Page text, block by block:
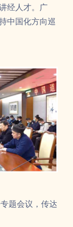
经人才。广
中国化方向巡
题会议，传达